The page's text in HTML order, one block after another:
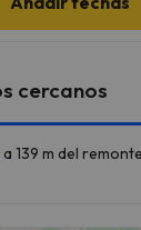
cercanos
a 139 m del